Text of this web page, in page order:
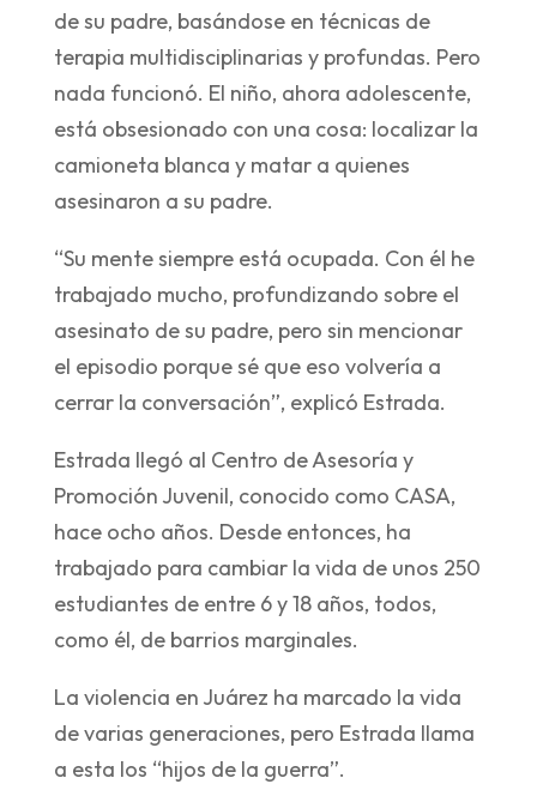
de su padre, basándose en técnicas de
terapia multidisciplinarias y profundas. Pero
nada funcionó. El niño, ahora adolescente,
está obsesionado con una cosa: localizar la
camioneta blanca y matar a quienes
asesinaron a su padre.
“Su mente siempre está ocupada. Con él he
trabajado mucho, profundizando sobre el
asesinato de su padre, pero sin mencionar
el episodio porque sé que eso volvería a
cerrar la conversación”, explicó Estrada.
Estrada llegó al Centro de Asesoría y
Promoción Juvenil, conocido como CASA,
hace ocho años. Desde entonces, ha
trabajado para cambiar la vida de unos 250
estudiantes de entre 6 y 18 años, todos,
como él, de barrios marginales.
La violencia en Juárez ha marcado la vida
de varias generaciones, pero Estrada llama
a esta los “hijos de la guerra”.